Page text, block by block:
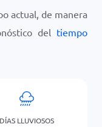
actual, de manera
del tiempo
DÍAS LLUVIOSOS